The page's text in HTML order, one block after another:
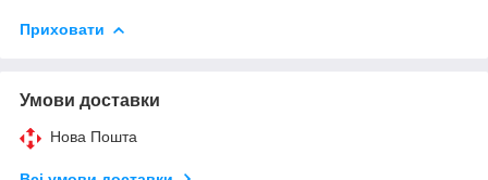
Приховати
Умови доставки
Нова Пошта